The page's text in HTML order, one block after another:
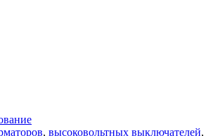
, высоковольтных выключателей,